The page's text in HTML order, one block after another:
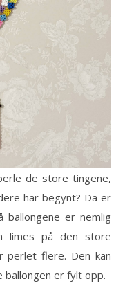
de store tingene,
har begynt? Da er
er nemlig
limes på den store
perlet flere. Den kan
er fylt opp.